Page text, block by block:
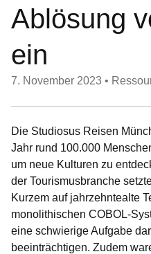
Ablösung
ein
7. November 2023 •
Die Studiosus Reisen
Jahr rund 100.000
um neue Kulturen zu
der Tourismusbranche
Kurzem auf jahrzehntealte
monolithischen COBOL-
eine schwierige Aufgabe
beeinträchtigen. Zudem